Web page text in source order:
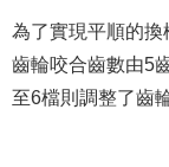
為了實現平順的
齒輪咬合齒數由5
至6檔則調整了齒